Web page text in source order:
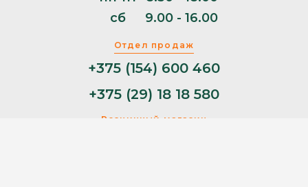
Отдел продаж
+375 (154) 600 460
+375 (29) 18 18 580
Розничный магазин
сб
9.00 - 16.00